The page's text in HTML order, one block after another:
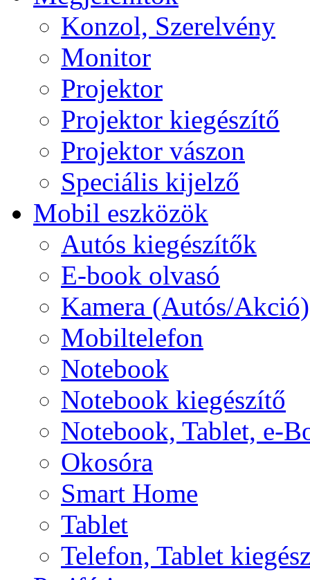
Konzol, Szerelvény
Monitor
Projektor
Projektor kiegészítő
Projektor vászon
Speciális kijelző
Mobil eszközök
Autós kiegészítők
E-book olvasó
Kamera (Autós/Akció)
Mobiltelefon
Notebook
Notebook kiegészítő
Notebook, Tablet, e-
Okosóra
Smart Home
Tablet
Telefon, Tablet